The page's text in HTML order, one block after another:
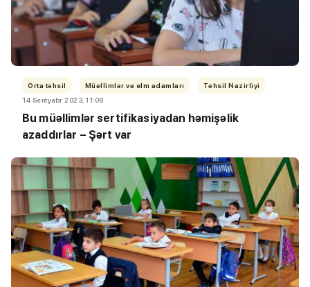
Orta təhsil Müəllimlər və elm adamları
Təhsil Nazirliyi
14 Sentyabr 2023, 11:08
Bu müəllimlər sertifikasiyadan həmişəlik
azaddırlar – Şərt var